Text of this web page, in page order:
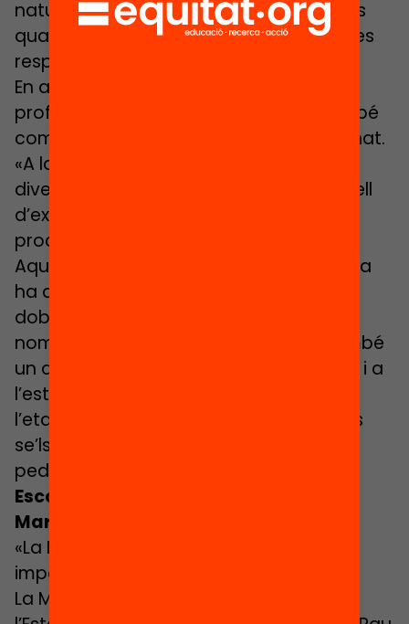
naturalment, les converses al forn en les
quals es mesura la satisfacció dels pares
respecte de l’escola.
En aquests tres anys de diferència, el
professor d’educació física ha vist també
com canviava la composició de l’alumnat.
«A la classe del petit ja no hi ha tanta
diversitat de nacionalitats: amb un parell
d’excepcions, gairebé tots els alumnes
procedeixen de famílies catalanes».
Aquest curs 2018-19, l’escola Samuntada
ha ampliat el P-3 a dues línies. El risc de
doblar el número de places no suposa
només un repte arquitectònic, sinó també
un desafiament a l’organització interna i a
l’estabilitat de l’alumnat. Mentre creix
l’etapa infantil, als pares dels més grans
se’ls obre un debat nou: la continuïtat
pedagògica a la secundària.
Escola Pau Casals (Rubí)
Marina Magariño, tatuadora
«La Nora ve contenta, i això és el que
importa»
La Marina Magariño i la seva parella,